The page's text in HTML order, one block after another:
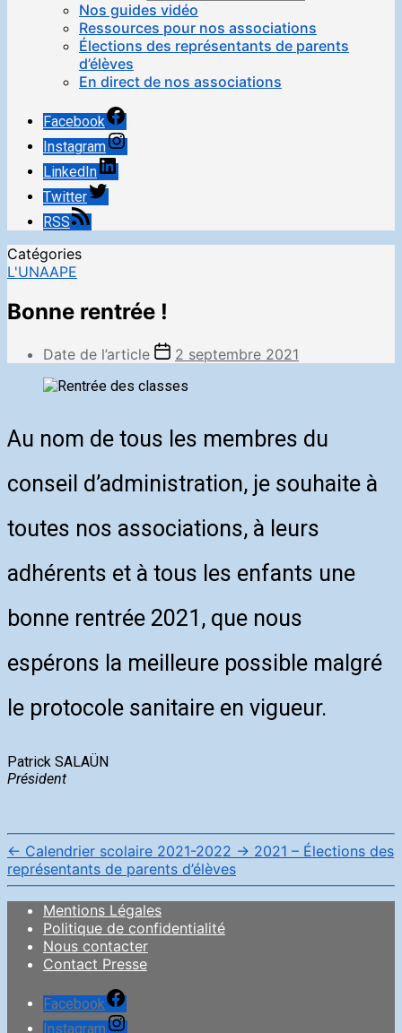
Nos guides vidéo
Ressources pour nos associations
Élections des représentants de parents
d’élèves
En direct de nos associations
Facebook
Instagram
LinkedIn
Twitter
RSS
Catégories
L'UNAAPE
Bonne rentrée !
Date de l’article 2 septembre 2021
Au nom de tous les membres du
conseil d’administration, je souhaite à
toutes nos associations, à leurs
adhérents et à tous les enfants une
bonne rentrée 2021, que nous
espérons la meilleure possible malgré
le protocole sanitaire en vigueur.
Patrick SALAÜN
Président
← Calendrier scolaire 2021-2022 → 2021 – Élections des
représentants de parents d’élèves
Mentions Légales
Politique de confidentialité
Nous contacter
Contact Presse
Facebook
Instagram